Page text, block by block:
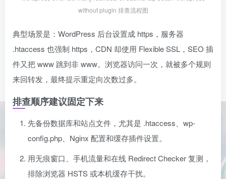
without plugin 排查流程图
典型场景是：WordPress 后台设置成 https，服务器
.htaccess 也强制 https，CDN 却使用 Flexible SSL，SEO 插
件又把 www 跳到非 www。浏览器访问一次，就被多个规则
来回转发，最终提示重定向次数过多。
排查顺序建议固定下来
先备份数据库和站点文件，尤其是 .htaccess、wp-
config.php、Nginx 配置和缓存插件设置。
用无痕窗口、手机流量和在线 Redirect Checker 复测，
排除浏览器 HSTS 或本机缓存干扰。